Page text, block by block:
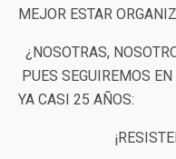
MEJOR ESTAR
¿NOSOTRAS,
PUES SEGUIREMOS
YA CASI 25 AÑOS: